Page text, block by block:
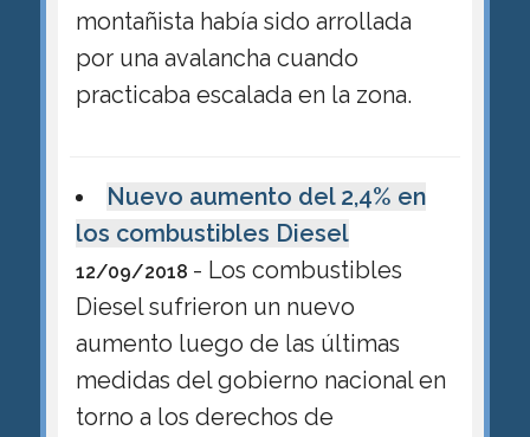
montañista había sido arrollada
por una avalancha cuando
practicaba escalada en la zona.
Nuevo aumento del 2,4% en
los combustibles Diesel
12/09/2018 - Los combustibles
Diesel sufrieron un nuevo
aumento luego de las últimas
medidas del gobierno nacional en
torno a los derechos de